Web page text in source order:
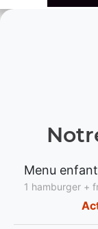
Menu
1 hamburger +